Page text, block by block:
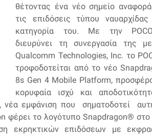
θέτοντας ένα νέο σημείο
τις επιδόσεις τύπου
κατηγορία του. Με την
διευρύνει τη συνεργασία της
Qualcomm Technologies, Inc. το
τροφοδοτείται από το νέο
8s Gen 4 Mobile Platform,
κορυφαία ισχύ και
νέα εμφάνιση που σηματοδοτεί
φέρει το λογότυπο Snapdragon®️
εκρηκτικών επιδόσεων με